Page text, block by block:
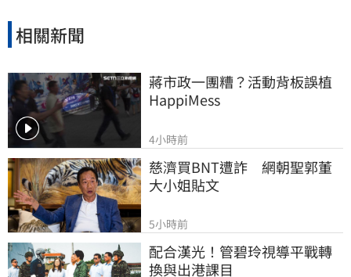
相關新聞
蔣市政一團糟？活動背板誤植
HappiMess
4小時前
慈濟買BNT遭詐　網朝聖郭董
大小姐貼文
5小時前
配合漢光！管碧玲視導平戰轉
換與出港課目